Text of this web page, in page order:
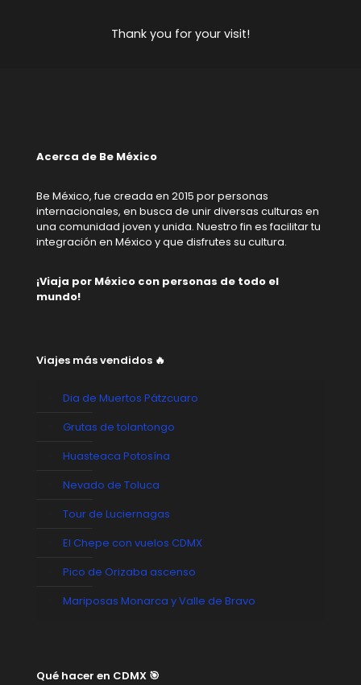
Thank you for your visit!
Acerca de Be México
Be México, fue creada en 2015 por personas
internacionales, en busca de unir diversas culturas en
una comunidad joven y unida. Nuestro fin es facilitar tu
integración en México y que disfrutes su cultura.
¡Viaja por México con personas de todo el
mundo!
Viajes más vendidos 🔥
Dia de Muertos Pátzcuaro
Grutas de tolantongo
Huasteaca Potosína
Nevado de Toluca
Tour de Luciernagas
El Chepe con vuelos CDMX
Pico de Orizaba ascenso
Mariposas Monarca y Valle de Bravo
Qué hacer en CDMX 🎯